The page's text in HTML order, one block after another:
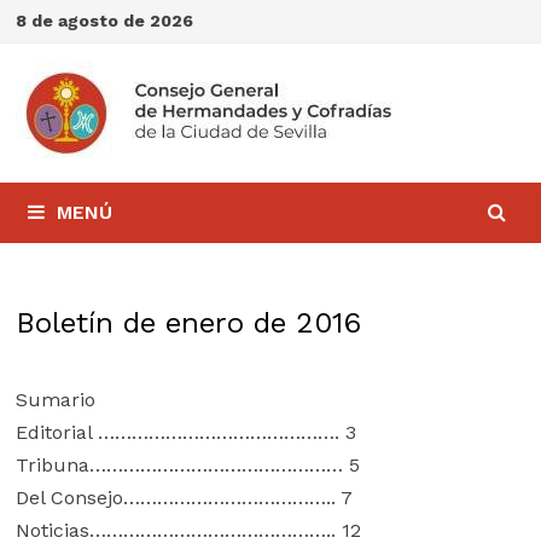
Saltar
contenido
8 de agosto de 2026
MENÚ
Boletín de enero de 2016
Sumario
Editorial ……………………………………. 3
Tribuna……………………………………… 5
Del Consejo……………………………….. 7
Noticias…………………………………….. 12